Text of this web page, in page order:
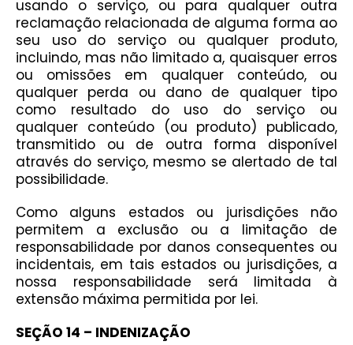
usando o serviço, ou para qualquer outra
reclamação relacionada de alguma forma ao
seu uso do serviço ou qualquer produto,
incluindo, mas não limitado a, quaisquer erros
ou omissões em qualquer conteúdo, ou
qualquer perda ou dano de qualquer tipo
como resultado do uso do serviço ou
qualquer conteúdo (ou produto) publicado,
transmitido ou de outra forma disponível
através do serviço, mesmo se alertado de tal
possibilidade.
Como alguns estados ou jurisdições não
permitem a exclusão ou a limitação de
responsabilidade por danos consequentes ou
incidentais, em tais estados ou jurisdições, a
nossa responsabilidade será limitada à
extensão máxima permitida por lei.
SEÇÃO 14 – INDENIZAÇÃO